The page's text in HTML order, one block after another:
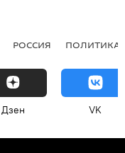
РОССИЯ ПОЛИТИКА
Дзен VK